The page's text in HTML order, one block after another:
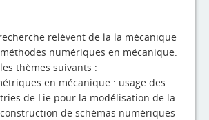
relèvent de la la mécanique
numériques en mécanique.
thèmes suivants :
en mécanique : usage des
de Lie pour la modélisation de la
de schémas numériques